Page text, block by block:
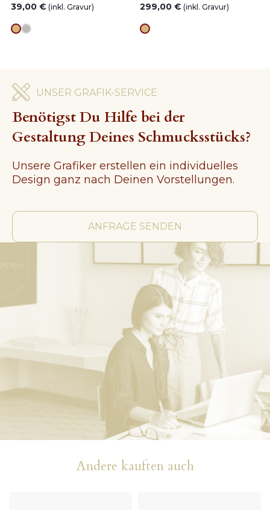
39,00€ (inkl. Gravur)
Goldes
silver
299,00€ (inkl. Gravur)
Goldes
UNSER GRAFIK-SERVICE
Benötigst Du Hilfe bei der
Gestaltung Deines Schmucksstücks?
Unsere Grafiker erstellen ein individuelles
Design ganz nach Deinen Vorstellungen.
ANFRAGE SENDEN
Andere kauften auch